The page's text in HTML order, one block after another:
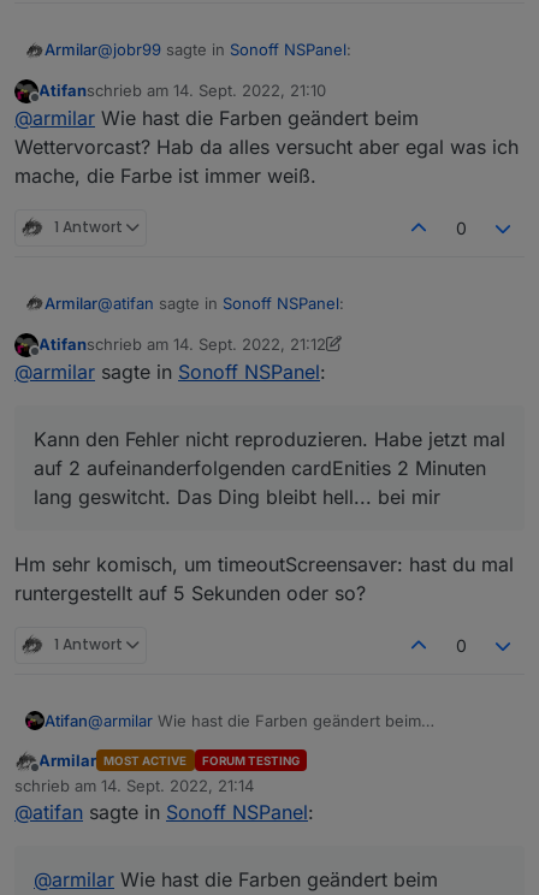
Armilar@jobr99 sagte in Sonoff NSPanel:
@armilar Der timeout bzw. das Event davon
kommt ja von der Firmware, da kannst du im
Backend nicht viel dran machen, allerdings sollte
der counter für den timeout bei einem touch
Sehe mir grad die Farben an... sehr nice
Offline
Atifanschrieb am 14. Sept. 2022, 21:10
zuletzt editiert von
@armilar Wie hast die Farben geändert beim
Wettervorcast? Hab da alles versucht aber egal was ich
mache, die Farbe ist immer weiß.
1 Antwort 0
Armilar@atifan sagte in Sonoff NSPanel:
@jobr99Also ich benutze bisher nur den Typ
passiert.
Sobald ich das Display aus dem "Standby"
erwecke durch einen Touch, fängt der Timer an
wieder aktiv.
Umgehen könnte man das halt, wenn jedes Mal
ausgelöst wird, der Timer erneuert würde.
auf 2 aufeinanderfolgenden cardEnities 2 Minuten lang
geswitcht. Das Ding bleibt hell... bei mir
Offline
Atifanschrieb am 14. Sept. 2022, 21:12
zuletzt editiert von Atifan
@armilar sagte in Sonoff NSPanel:
Kann den Fehler nicht reproduzieren. Habe jetzt mal
auf 2 aufeinanderfolgenden cardEnities 2 Minuten
lang geswitcht. Das Ding bleibt hell... bei mir
Hm sehr komisch, um timeoutScreensaver: hast du mal
runtergestellt auf 5 Sekunden oder so?
1 Antwort 0
Atifan@armilar Wie hast die Farben geändert beim
mache, die Farbe ist immer weiß.
Offline
Armilar MOST ACTIVE FORUM TESTING
schrieb am 14. Sept. 2022, 21:14
zuletzt editiert von
@atifan sagte in Sonoff NSPanel:
@armilar Wie hast die Farben geändert beim